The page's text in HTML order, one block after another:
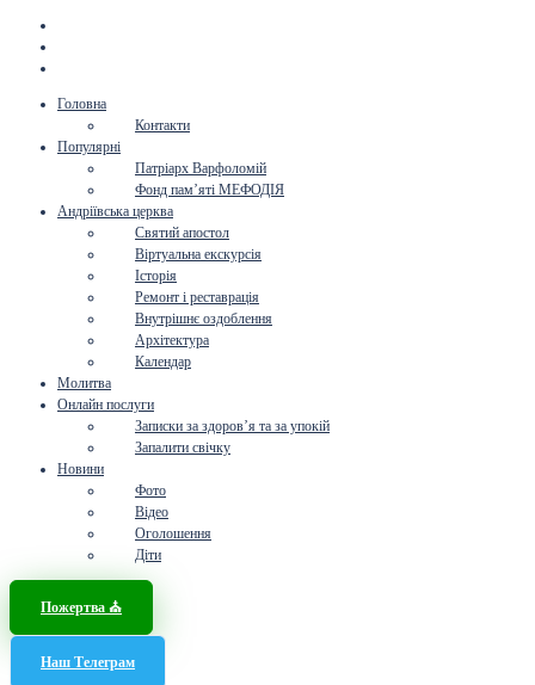
Головна
Контакти
Популярні
Патріарх Варфоломій
Фонд пам’яті МЕФОДІЯ
Андріївська церква
Святий апостол
Віртуальна екскурсія
Історія
Ремонт і реставрація
Внутрішнє оздоблення
Архітектура
Календар
Молитва
Онлайн послуги
Записки за здоров’я та за упокій
Запалити свічку
Новини
Фото
Відео
Оголошення
Діти
Пожертва ⛪️
Наш Телеграм